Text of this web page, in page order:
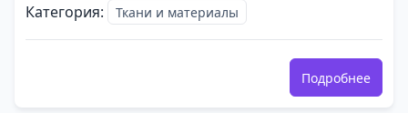
Категория: Ткани и материалы
Подробнее